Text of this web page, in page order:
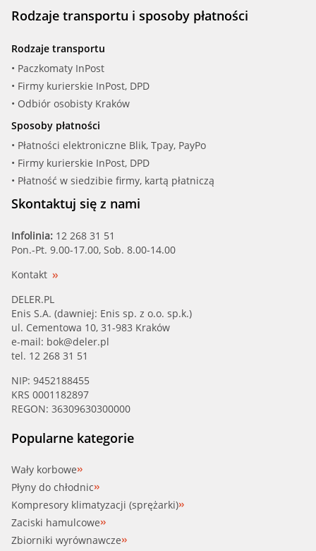
Rodzaje transportu i sposoby płatności
Rodzaje transportu
• Paczkomaty InPost
• Firmy kurierskie InPost, DPD
• Odbiór osobisty Kraków
Sposoby płatności
• Płatności elektroniczne Blik, Tpay, PayPo
• Firmy kurierskie InPost, DPD
• Płatność w siedzibie firmy, kartą płatniczą
Skontaktuj się z nami
Infolinia: 12 268 31 51
Pon.-Pt. 9.00-17.00, Sob. 8.00-14.00
Kontakt
DELER.PL
Enis S.A. (dawniej: Enis sp. z o.o. sp.k.)
ul. Cementowa 10, 31-983 Kraków
e-mail: bok@deler.pl
tel. 12 268 31 51
NIP: 9452188455
KRS 0001182897
REGON: 36309630300000
Popularne kategorie
Wały korbowe
Płyny do chłodnic
Kompresory klimatyzacji (sprężarki)
Zaciski hamulcowe
Zbiorniki wyrównawcze